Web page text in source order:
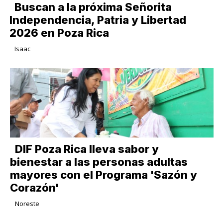
Buscan a la próxima Señorita
Independencia, Patria y Libertad
2026 en Poza Rica
Isaac
DIF Poza Rica lleva sabor y
bienestar a las personas adultas
mayores con el Programa 'Sazón y
Corazón'
Noreste